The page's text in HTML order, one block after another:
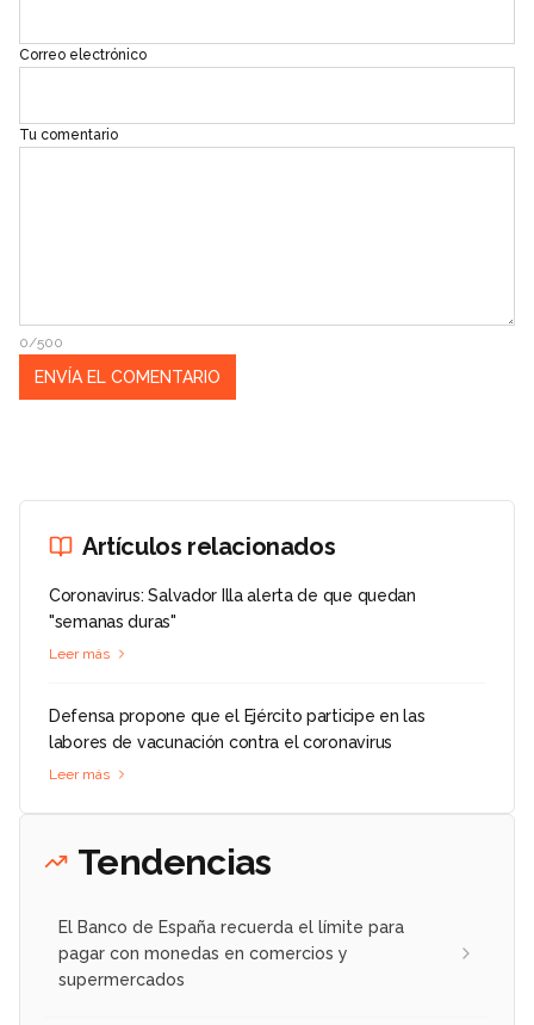
Correo electrónico
Tu comentario
0/500
Artículos relacionados
Coronavirus: Salvador Illa alerta de que quedan
"semanas duras"
Leer más
Defensa propone que el Ejército participe en las
labores de vacunación contra el coronavirus
Leer más
Tendencias
El Banco de España recuerda el límite para
pagar con monedas en comercios y
supermercados